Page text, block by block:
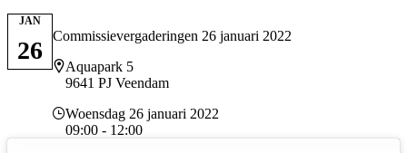
Commissievergaderingen 26 januari 2022
Locatie
Aquapark 5
9641 PJ Veendam
Datum en tijd
Woensdag 26 januari 2022
09:00 - 12:00
JAN
26